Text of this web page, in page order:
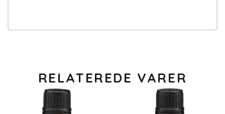
RELATEREDE VARER